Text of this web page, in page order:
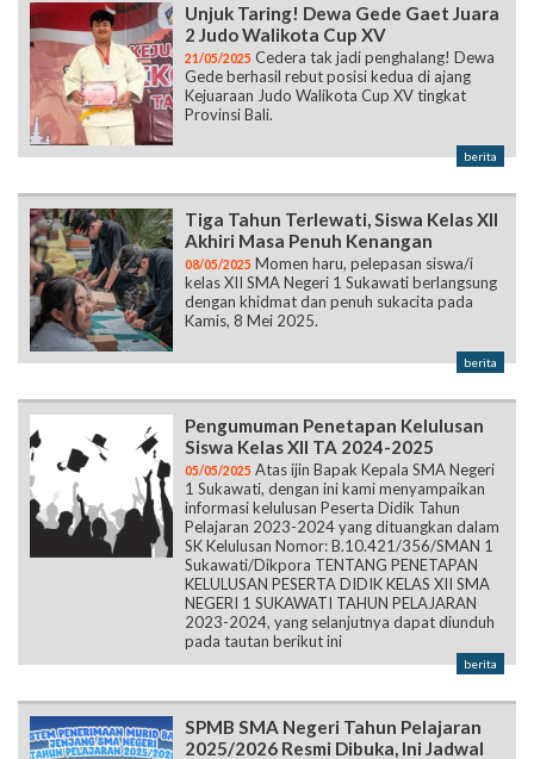
Unjuk Taring! Dewa Gede Gaet Juara
2 Judo Walikota Cup XV
21/05/2025 Cedera tak jadi penghalang! Dewa
Gede berhasil rebut posisi kedua di ajang
Kejuaraan Judo Walikota Cup XV tingkat
Provinsi Bali.
berita
Tiga Tahun Terlewati, Siswa Kelas XII
Akhiri Masa Penuh Kenangan
08/05/2025 Momen haru, pelepasan siswa/i
kelas XII SMA Negeri 1 Sukawati berlangsung
dengan khidmat dan penuh sukacita pada
Kamis, 8 Mei 2025.
berita
Pengumuman Penetapan Kelulusan
Siswa Kelas XII TA 2024-2025
05/05/2025 Atas ijin Bapak Kepala SMA Negeri
1 Sukawati, dengan ini kami menyampaikan
informasi kelulusan Peserta Didik Tahun
Pelajaran 2023-2024 yang dituangkan dalam
SK Kelulusan Nomor: B.10.421/356/SMAN 1
Sukawati/Dikpora TENTANG PENETAPAN
KELULUSAN PESERTA DIDIK KELAS XII SMA
NEGERI 1 SUKAWATI TAHUN PELAJARAN
2023-2024, yang selanjutnya dapat diunduh
pada tautan berikut ini
berita
SPMB SMA Negeri Tahun Pelajaran
2025/2026 Resmi Dibuka, Ini Jadwal